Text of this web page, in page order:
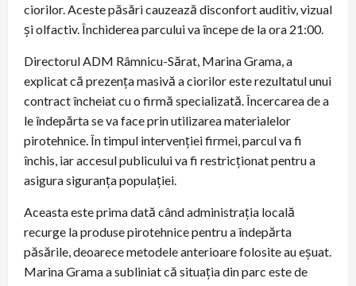
ciorilor. Aceste păsări cauzează disconfort auditiv, vizual
și olfactiv. Închiderea parcului va începe de la ora 21:00.
Directorul ADM Râmnicu-Sărat, Marina Grama, a
explicat că prezența masivă a ciorilor este rezultatul unui
contract încheiat cu o firmă specializată. Încercarea de a
le îndepărta se va face prin utilizarea materialelor
pirotehnice. În timpul intervenției firmei, parcul va fi
închis, iar accesul publicului va fi restricționat pentru a
asigura siguranța populației.
Aceasta este prima dată când administrația locală
recurge la produse pirotehnice pentru a îndepărta
păsările, deoarece metodele anterioare folosite au eșuat.
Marina Grama a subliniat că situația din parc este de